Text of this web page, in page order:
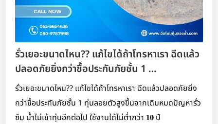
รั่วเยอะขนาดไหน?? แก้ไขได้ถ้าโทรหาเรา ฉีดแล้ว
ปลอดภัยยิ่งกว่าซื้อประกันภัยชั้น 1 …
รั่วเยอะขนาดไหน?? แก้ไขได้ถ้าโทรหาเรา ฉีดแล้วปลอดภัยยิ่ง
กว่าซื้อประกันภัยชั้น 1 ทุ่นลอยตัวสูงขึ้นจากเดิมหมดปัญหารั่ว
ซึม น้ำไม่เข้าทุ่นอีกต่อไป ใช้งานได้ไม่ต่ำกว่า 𝟏𝟎 ปี